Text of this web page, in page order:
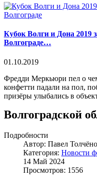
Кубок Волги и Дона 2019
Волгограде…
01.10.2019
Фредди Меркьюри пел о
конфетти падали на пол,
призёры улыбались в
Волгоградской
Подробности
Автор: Павел
Категория: Новости
14 Май 2024
Просмотров: 1556